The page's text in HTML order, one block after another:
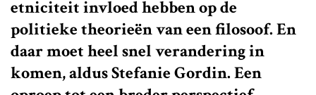
etniciteit invloed hebben op de
politieke theorieën van een filosoof. En
daar moet heel snel verandering in
komen, aldus Stefanie Gordin. Een